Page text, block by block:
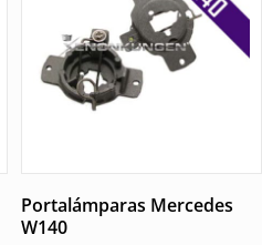
Portalámparas Mercedes
W140